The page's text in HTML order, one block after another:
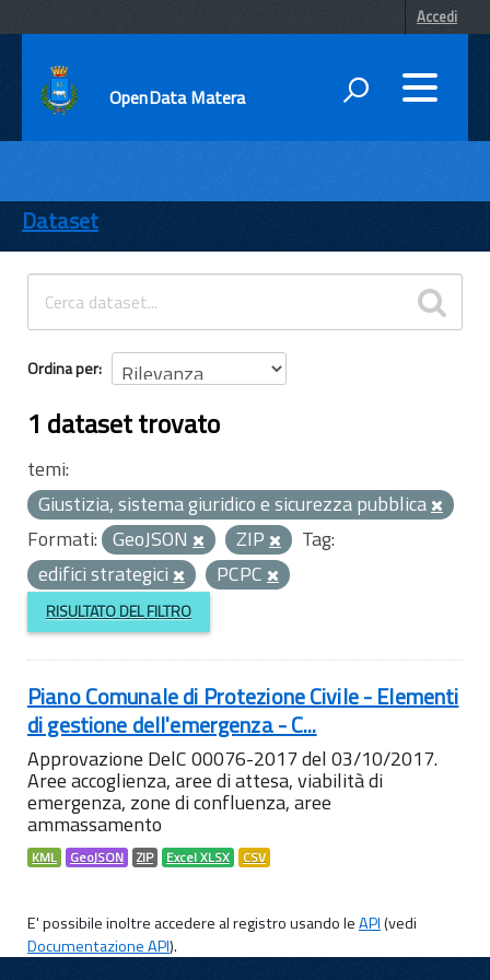
Accedi
OpenData Matera
ENTI
TEMI
INFORMAZIONI
Dataset
Ordina per
1 dataset trovato
temi:
Giustizia, sistema giuridico e sicurezza pubblica
Formati: GeoJSON ZIP
Tag:
edifici strategici
PCPC
RISULTATO DEL FILTRO
Piano Comunale di Protezione Civile - Elementi
di gestione dell'emergenza - C...
Approvazione DelC 00076-2017 del 03/10/2017.
Aree accoglienza, aree di attesa, viabilità di
emergenza, zone di confluenza, aree
ammassamento
KML GeoJSON ZIP Excel XLSX CSV
E' possibile inoltre accedere al registro usando leAPI(vedi
Documentazione API).